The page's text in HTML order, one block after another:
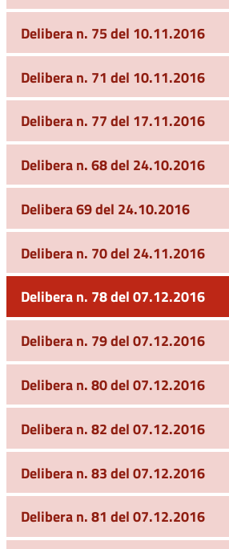
Delibera n. 75 del 10.11.2016
Delibera n. 71 del 10.11.2016
Delibera n. 77 del 17.11.2016
Delibera n. 68 del 24.10.2016
Delibera 69 del 24.10.2016
Delibera n. 70 del 24.11.2016
Delibera n. 78 del 07.12.2016
Delibera n. 79 del 07.12.2016
Delibera n. 80 del 07.12.2016
Delibera n. 82 del 07.12.2016
Delibera n. 83 del 07.12.2016
Delibera n. 81 del 07.12.2016